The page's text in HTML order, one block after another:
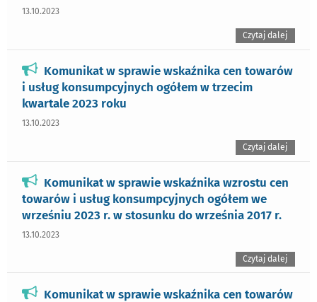
13.10.2023
Czytaj dalej
Komunikat w sprawie wskaźnika cen towarów
i usług konsumpcyjnych ogółem w trzecim
kwartale 2023 roku
13.10.2023
Czytaj dalej
Komunikat w sprawie wskaźnika wzrostu cen
towarów i usług konsumpcyjnych ogółem we
wrześniu 2023 r. w stosunku do września 2017 r.
13.10.2023
Czytaj dalej
Komunikat w sprawie wskaźnika cen towarów